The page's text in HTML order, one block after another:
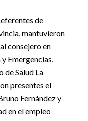
de
mantuvieron
consejero en
Emergencias,
de Salud La
presentes el
Fernández y
en el empleo